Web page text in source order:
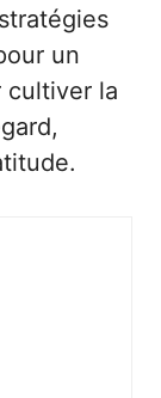
un
cultiver la
.